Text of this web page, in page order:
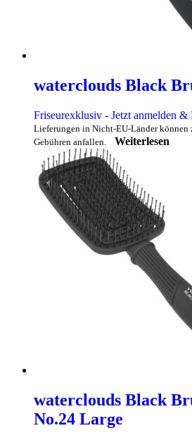
waterclouds Black
Friseurexklusiv - Jetzt anmelden &
Lieferungen in Nicht-EU-Länder können
Gebühren anfallen.
Weiterlesen
waterclouds Black
No.24 Large